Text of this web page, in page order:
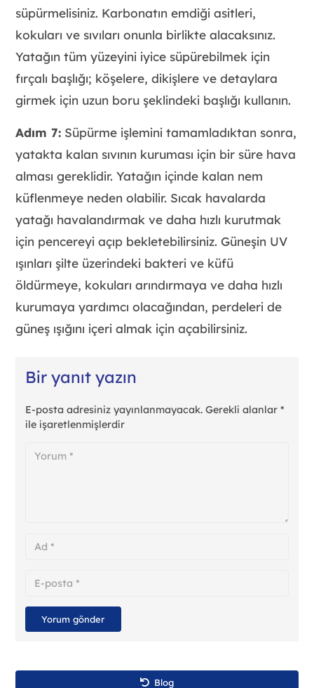
süpürmelisiniz. Karbonatın emdiği asitleri,
kokuları ve sıvıları onunla birlikte alacaksınız.
Yatağın tüm yüzeyini iyice süpürebilmek için
fırçalı başlığı; köşelere, dikişlere ve detaylara
girmek için uzun boru şeklindeki başlığı kullanın.
Adım 7:Süpürme işlemini tamamladıktan sonra,
yatakta kalan sıvının kuruması için bir süre hava
alması gereklidir. Yatağın içinde kalan nem
küflenmeye neden olabilir. Sıcak havalarda
yatağı havalandırmak ve daha hızlı kurutmak
için pencereyi açıp bekletebilirsiniz. Güneşin UV
ışınları şilte üzerindeki bakteri ve küfü
öldürmeye, kokuları arındırmaya ve daha hızlı
kurumaya yardımcı olacağından, perdeleri de
güneş ışığını içeri almak için açabilirsiniz.
Bir yanıt yazın
E-posta adresiniz yayınlanmayacak. Gerekli alanlar *
ile işaretlenmişlerdir
Yorum gönder
Blog